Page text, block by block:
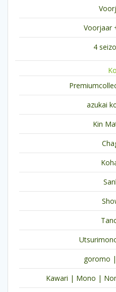
Voorjaar
4
azukai
Kin
goromo
Kawari | Mono |